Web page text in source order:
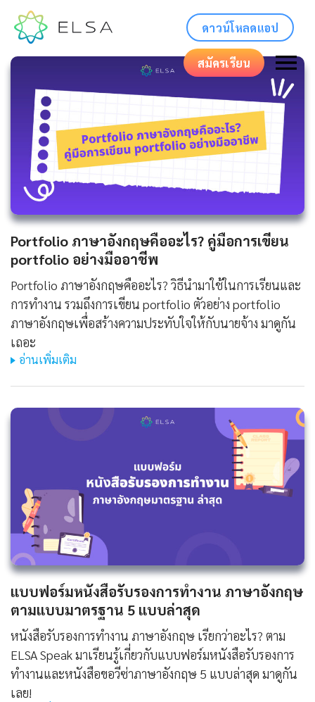
ดาวน์โหลดแอป
สมัครเรียน
Portfolio ภาษาอังกฤษคืออะไร? คู่มือการเขียน
portfolio อย่างมืออาชีพ
Portfolio ภาษาอังกฤษคืออะไร? วิธีนำมาใช้ในการเรียนและ
การทำงาน รวมถึงการเขียน portfolio ตัวอย่าง portfolio
ภาษาอังกฤษเพื่อสร้างความประทับใจให้กับนายจ้าง มาดูกัน
เถอะ
อ่านเพิ่มเติม
แบบฟอร์มหนังสือรับรองการทํางาน ภาษาอังกฤษ
ตามแบบมาตรฐาน 5 แบบล่าสุด
หนังสือรับรองการทํางาน ภาษาอังกฤษ เรียกว่าอะไร? ตาม
ELSA Speak มาเรียนรู้เกี่ยวกับแบบฟอร์มหนังสือรับรองการ
ทำงานและหนังสือขอวีซ่าภาษาอังกฤษ 5 แบบล่าสุด มาดูกัน
เลย!